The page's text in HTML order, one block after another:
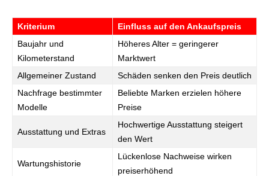
Kriterium
Einfluss auf den Ankaufspreis
Baujahr und
Kilometerstand
Höheres Alter = geringerer
Marktwert
Allgemeiner Zustand
Schäden senken den Preis deutlich
Nachfrage bestimmter
Modelle
Beliebte Marken erzielen höhere
Preise
Ausstattung und Extras
Hochwertige Ausstattung steigert
den Wert
Wartungshistorie
Lückenlose Nachweise wirken
preiserhöhend